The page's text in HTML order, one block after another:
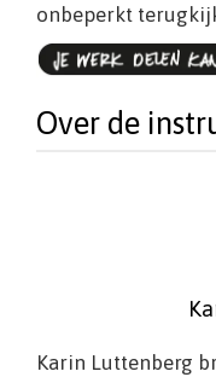
onbeperkt
Over de
Karin Luttenberg